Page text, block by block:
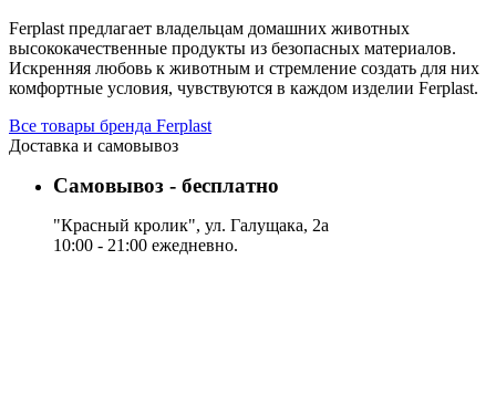
Ferplast предлагает владельцам домашних животных
высококачественные продукты из безопасных материалов.
Искренняя любовь к животным и стремление создать для них
комфортные условия, чувствуются в каждом изделии Ferplast.
Все товары бренда Ferplast
Доставка и самовывоз
Самовывоз - бесплатно
"Красный кролик", ул. Галущака, 2а
10:00 - 21:00 ежедневно.